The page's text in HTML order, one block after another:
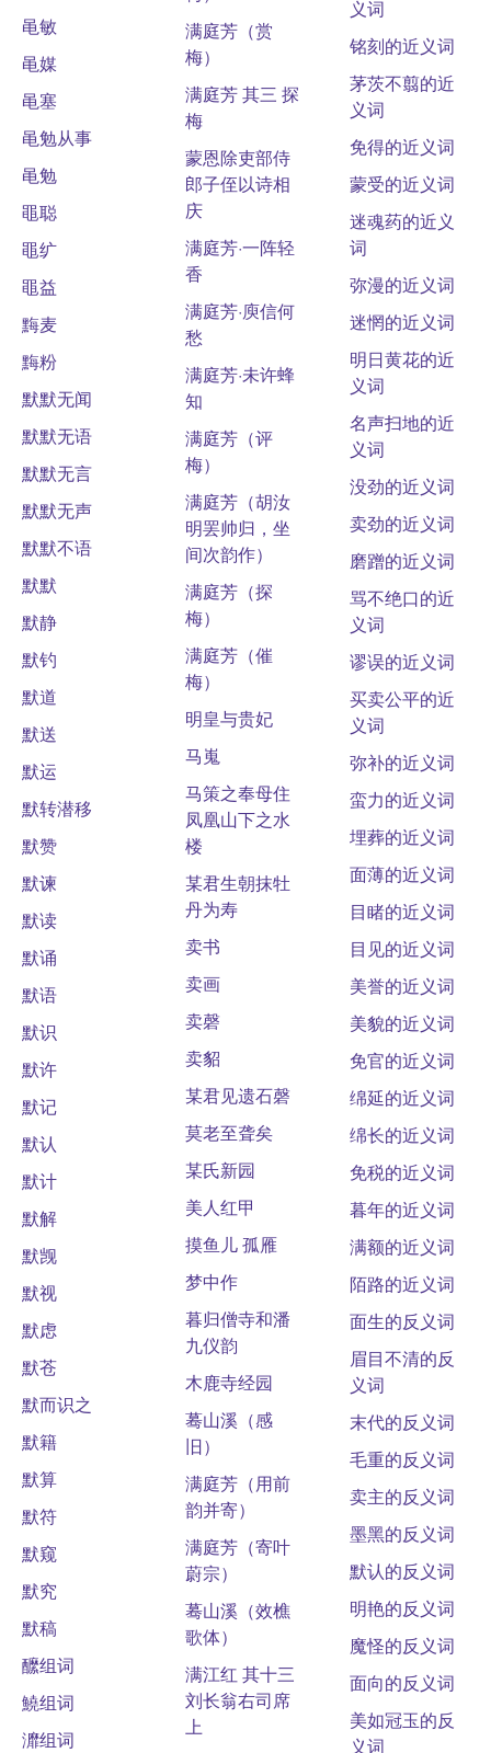
黾敏
黾媒
黾塞
黾勉从事
黾勉
黽聪
黽纩
黽益
黣麦
黣粉
默默无闻
默默无语
默默无言
默默无声
默默不语
默默
默静
默钓
默道
默送
默运
默转潜移
默赞
默谏
默读
默诵
默语
默识
默许
默记
默认
默计
默解
默觊
默视
默虑
默苍
默而识之
默籍
默算
默符
默窥
默究
默稿
醿组词
鱙组词
灖组词
满庭芳（赏
梅）
满庭芳 其三 探
梅
蒙恩除吏部侍
郎子侄以诗相
庆
满庭芳·一阵轻
香
满庭芳·庾信何
愁
满庭芳·未许蜂
知
满庭芳（评
梅）
满庭芳（胡汝
明罢帅归，坐
间次韵作）
满庭芳（探
梅）
满庭芳（催
梅）
明皇与贵妃
马嵬
马策之奉母住
凤凰山下之水
楼
某君生朝抹牡
丹为寿
卖书
卖画
卖磬
卖貂
某君见遗石磬
莫老至聋矣
某氏新园
美人红甲
摸鱼儿 孤雁
梦中作
暮归僧寺和潘
九仪韵
木鹿寺经园
蓦山溪（感
旧）
满庭芳（用前
韵并寄）
满庭芳（寄叶
蔚宗）
蓦山溪（效樵
歌体）
满江红 其十三
刘长翁右司席
上
义词
铭刻的近义词
茅茨不翦的近
义词
免得的近义词
蒙受的近义词
迷魂药的近义
词
弥漫的近义词
迷惘的近义词
明日黄花的近
义词
名声扫地的近
义词
没劲的近义词
卖劲的近义词
磨蹭的近义词
骂不绝口的近
义词
谬误的近义词
买卖公平的近
义词
弥补的近义词
蛮力的近义词
埋葬的近义词
面薄的近义词
目睹的近义词
目见的近义词
美誉的近义词
美貌的近义词
免官的近义词
绵延的近义词
绵长的近义词
免税的近义词
暮年的近义词
满额的近义词
陌路的近义词
面生的反义词
眉目不清的反
义词
末代的反义词
毛重的反义词
卖主的反义词
墨黑的反义词
默认的反义词
明艳的反义词
魔怪的反义词
面向的反义词
美如冠玉的反
义词